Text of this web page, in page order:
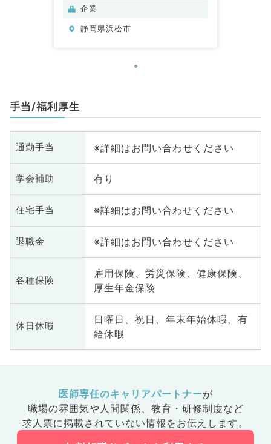
企業
静岡県浜松市
手当/福利厚生
通勤手当 ※詳細はお問い合わせください
学会補助 有り
住宅手当 ※詳細はお問い合わせください
退職金 ※詳細はお問い合わせください
各種保険
雇用保険、労災保険、健康保険、
厚生年金保険
休日休暇
日曜日、祝日、年末年始休暇、有
給休暇
医師専任のキャリアパートナーが
職場の雰囲気や人間関係、 教育・研修制度など
求人票に掲載されていない情報をお伝えします。